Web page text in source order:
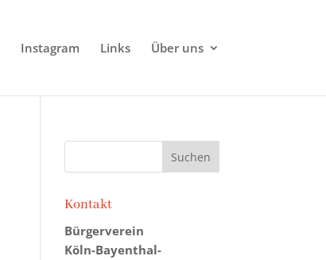
Instagram Links Über uns
Kontakt
Bürgerverein
Köln-Bayenthal-